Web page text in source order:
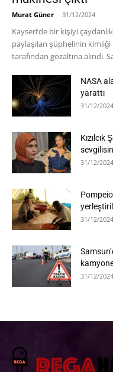
Murat Güner - 31/12/2024
Kayseri’de bir kişiyi
paylaşılan şüphelinin kimliği
tarafından gözaltına alındı.
NASA
yarattı
31/12/2024
Kızılcık
31/12/2024
31/12/2024
31/12/2024